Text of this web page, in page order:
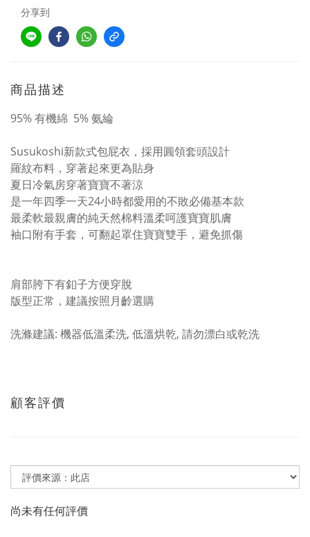
分享到
商品描述
95% 有機綿 5% 氨綸
Susukoshi新款式包屁衣，採用圓領套頭設計
羅紋布料，穿著起來更為貼身
夏日冷氣房穿著寶寶不著涼
是一年四季一天24小時都愛用的不敗必備基本款
最柔軟最親膚的純天然棉料溫柔呵護寶寶肌膚
袖口附有手套，可翻起罩住寶寶雙手，避免抓傷
肩部胯下有釦子方便穿脫
版型正常，建議按照月齡選購
洗滌建議: 機器低溫柔洗, 低溫烘乾, 請勿漂白或乾洗
顧客評價
尚未有任何評價